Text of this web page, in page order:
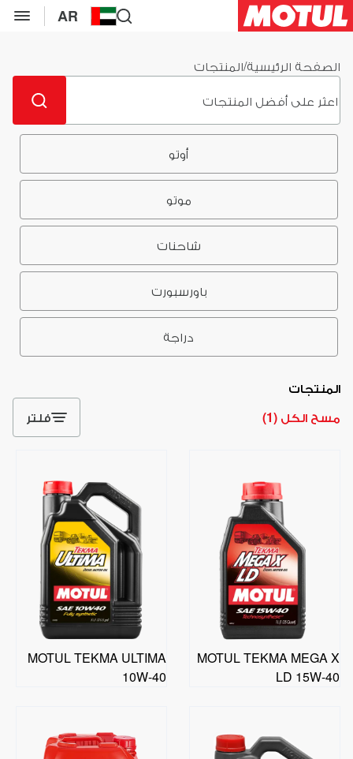
AR
الصفحة الرئيسية/المنتجات
أوتو
موتو
شاحنات
باورسبورت
دراجة
المنتجات
مسح الكل (
1
) فلتر
MOTUL TEKMA MEGA X
LD 15W-40
MOTUL TEKMA ULTIMA
10W-40